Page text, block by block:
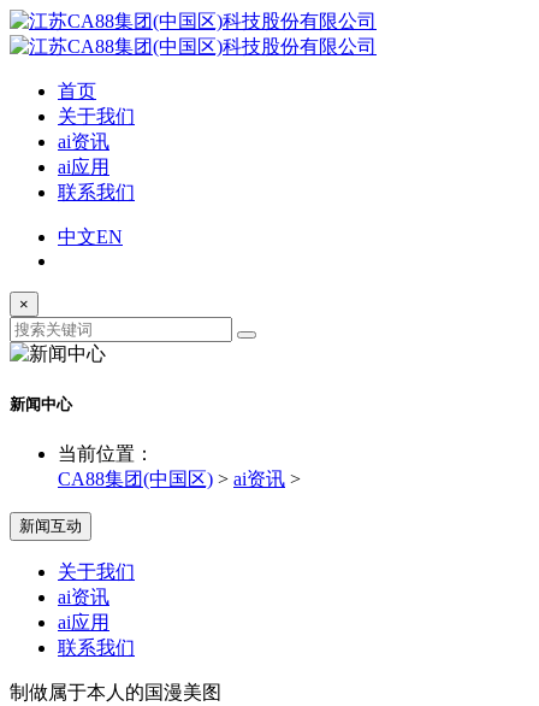
首页
关于我们
ai资讯
ai应用
联系我们
中文EN
×
新闻中心
当前位置：
CA88集团(中国区) > ai资讯 >
新闻互动
关于我们
ai资讯
ai应用
联系我们
制做属于本人的国漫美图